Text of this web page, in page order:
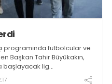
programında futbolcular ve
Başkan Tahir Büyükakın,
başlayacak lig
“Yanınızdayım” dedi.